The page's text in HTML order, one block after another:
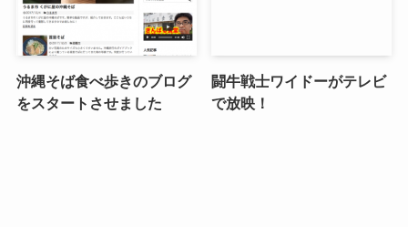
沖縄そば食べ歩きのブログ
をスタートさせました
闘牛戦士ワイドーがテレビ
で放映！